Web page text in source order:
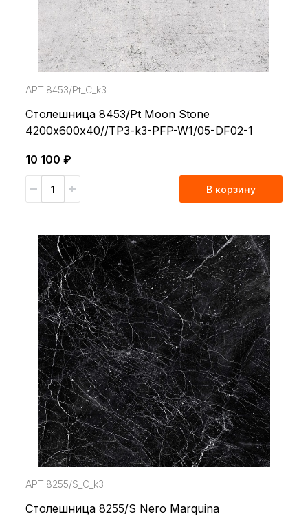
АРТ.8453/Pt_С_k3
Столешница 8453/Pt Moon Stone
4200х600х40//TP3-k3-PFP-W1/05-DF02-1
10 100 ₽
В корзину
АРТ.8255/S_С_k3
Столешница 8255/S Nero Marquina